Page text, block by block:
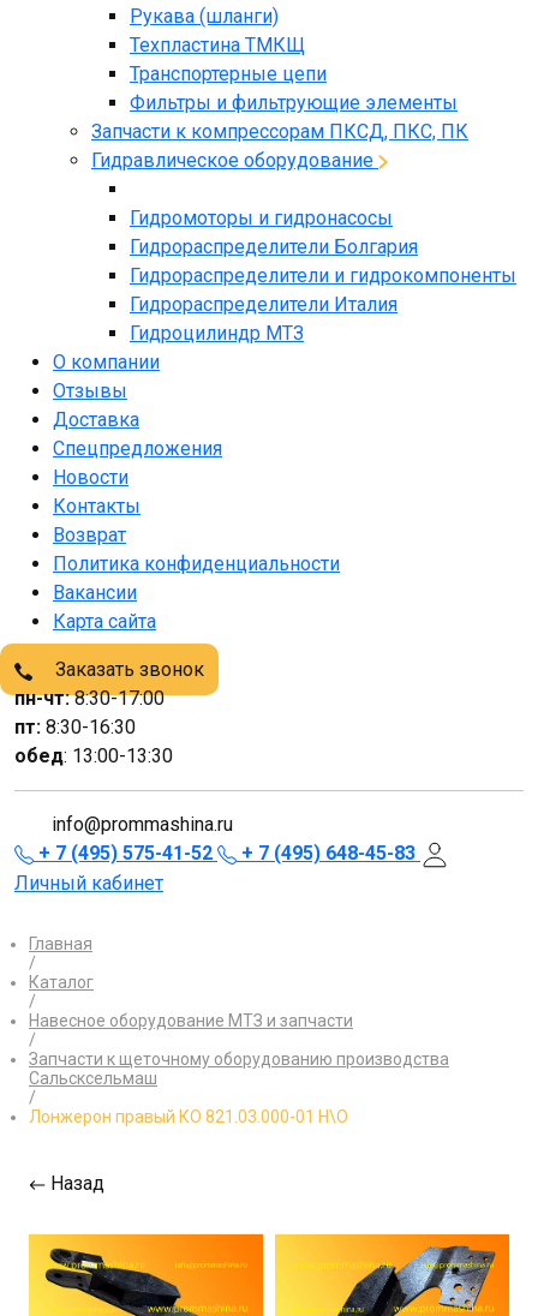
Рукава (шланги)
Техпластина ТМКЩ
Транспортерные цепи
Фильтры и фильтрующие элементы
Запчасти к компрессорам ПКСД, ПКС, ПК
Гидравлическое оборудование
Гидромоторы и гидронасосы
Гидрораспределители Болгария
Гидрораспределители и гидрокомпоненты
Гидрораспределители Италия
Гидроцилиндр МТЗ
О компании
Отзывы
Доставка
Спецпредложения
Новости
Контакты
Возврат
Политика конфиденциальности
Вакансии
Карта сайта
Заказать звонок
пн-чт:8:30-17:00
пт: 8:30-16:30
обед: 13:00-13:30
info@prommashina.ru
+ 7 (495) 575-41-52
+ 7 (495) 648-45-83
Личный кабинет
Главная
/
Каталог
/
Навесное оборудование МТЗ и запчасти
/
Запчасти к щеточному оборудованию производства
Сальсксельмаш
/
Лонжерон правый КО 821.03.000-01 Н\О
Назад